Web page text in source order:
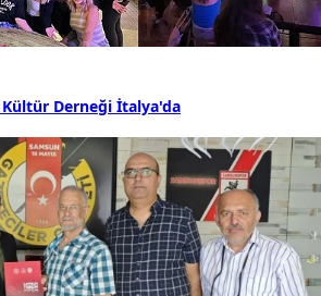
Derneği İtalya'da